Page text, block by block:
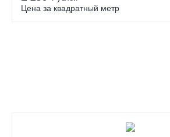
Цена за квадратный метр